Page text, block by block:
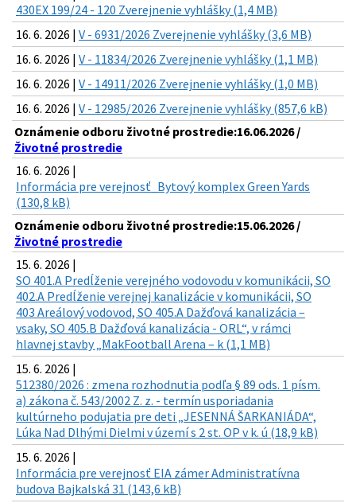
430EX 199/24 - 120 Zverejnenie vyhlášky (1,4 MB)
16. 6. 2026 | V - 6931/2026 Zverejnenie vyhlášky (3,6 MB)
16. 6. 2026 | V - 11834/2026 Zverejnenie vyhlášky (1,1 MB)
16. 6. 2026 | V - 14911/2026 Zverejnenie vyhlášky (1,0 MB)
16. 6. 2026 | V - 12985/2026 Zverejnenie vyhlášky (857,6 kB)
Oznámenie odboru životné prostredie:16.06.2026 /
Životné prostredie
16. 6. 2026 |
Informácia pre verejnosť_Bytový komplex Green Yards
(130,8 kB)
Oznámenie odboru životné prostredie:15.06.2026 /
Životné prostredie
15. 6. 2026 |
SO 401.A Predĺženie verejného vodovodu v komunikácii, SO
402.A Predĺženie verejnej kanalizácie v komunikácii, SO
403 Areálový vodovod, SO 405.A Dažďová kanalizácia –
vsaky, SO 405.B Dažďová kanalizácia - ORL“, v rámci
hlavnej stavby „MakFootball Arena – k (1,1 MB)
15. 6. 2026 |
512380/2026 : zmena rozhodnutia podľa § 89 ods. 1 písm.
a) zákona č. 543/2002 Z. z. - termín usporiadania
kultúrneho podujatia pre deti „JESENNÁ ŠARKANIÁDA“,
Lúka Nad Dlhými Dielmi v území s 2 st. OP v k. ú (18,9 kB)
15. 6. 2026 |
Informácia pre verejnosť EIA zámer Administratívna
budova Bajkalská 31 (143,6 kB)